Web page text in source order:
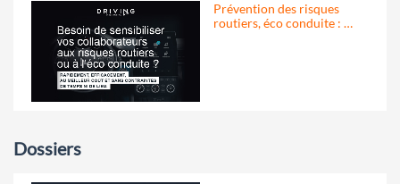
Prévention des risques
routiers, éco conduite : …
Dossiers